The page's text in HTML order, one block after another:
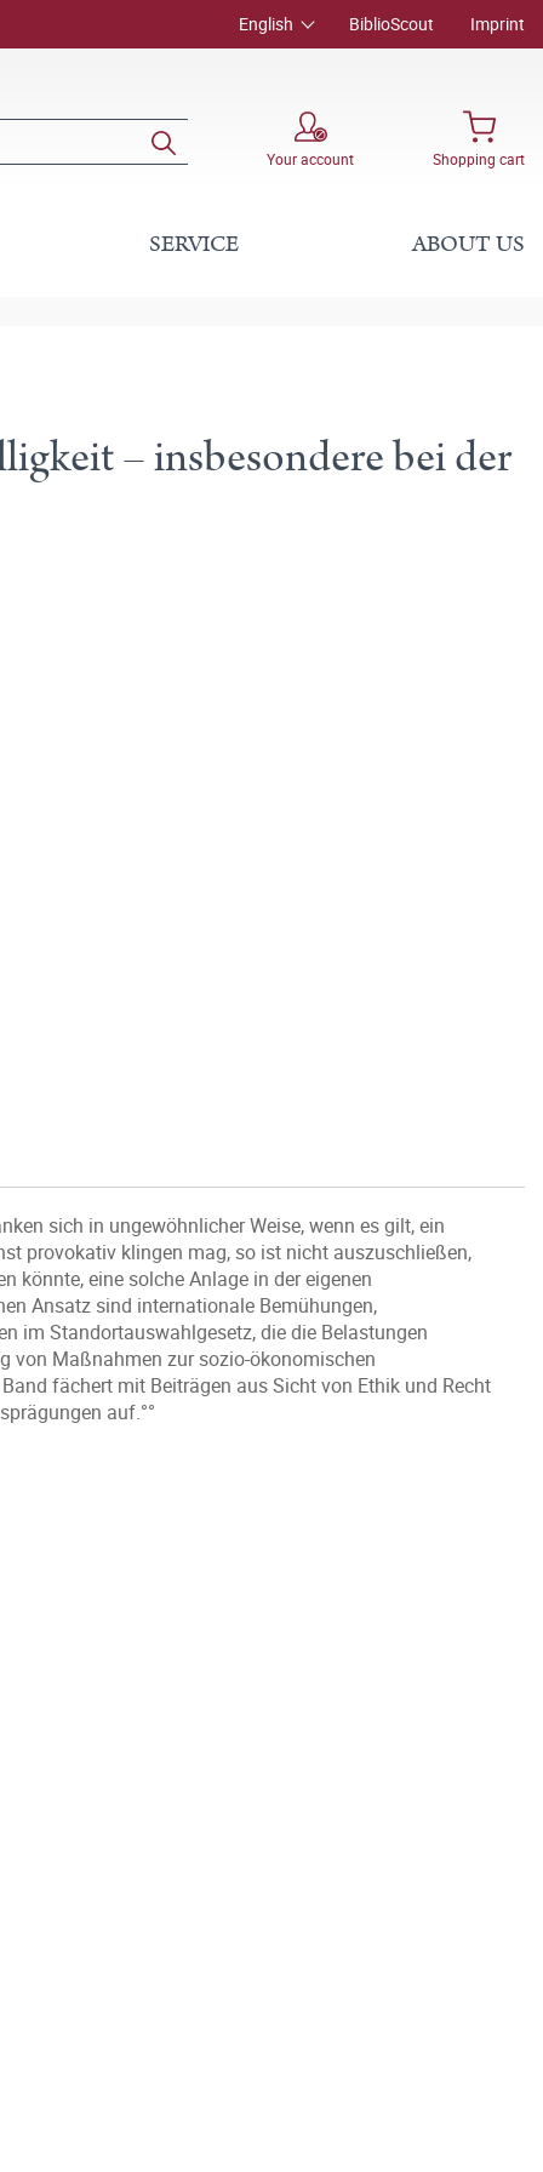
English BiblioScout Imprint
Your account Shopping cart
SERVICE ABOUT US
– insbesondere bei der
sich in ungewöhnlicher Weise, wenn es gilt, ein
provokativ klingen mag, so ist nicht auszuschließen,
könnte, eine solche Anlage in der eigenen
Ansatz sind internationale Bemühungen,
im Standortauswahlgesetz, die die Belastungen
von Maßnahmen zur sozio-ökonomischen
fächert mit Beiträgen aus Sicht von Ethik und Recht
auf.°°